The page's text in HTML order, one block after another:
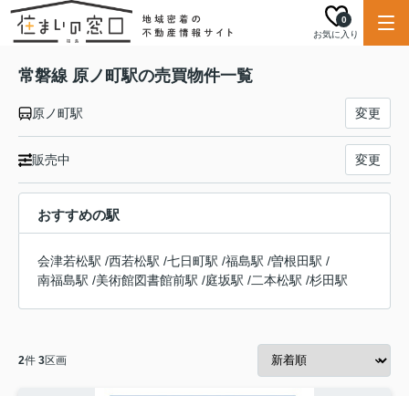
お気に入り
0
常磐線 原ノ町駅の売買物件一覧
原ノ町駅 変更
販売中 変更
おすすめの駅
会津若松駅 /西若松駅 /七日町駅 /福島駅 /曽根田駅 /
南福島駅 /美術館図書館前駅 /庭坂駅 /二本松駅 /杉田駅
2件 3区画